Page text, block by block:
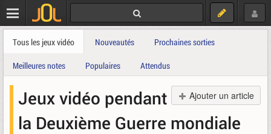
Tous les jeux vidéo Nouveautés Prochaines sorties
Meilleures notes Populaires Attendus
Ajouter un article
Jeux vidéo pendant
la Deuxième Guerre mondiale